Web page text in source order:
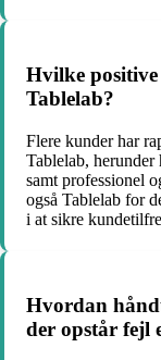
Hvilke
Tablelab?
Flere kunder har
Tablelab,
samt professionel
også Tablelab for
i at sikre
Hvordan
der opstår fejl